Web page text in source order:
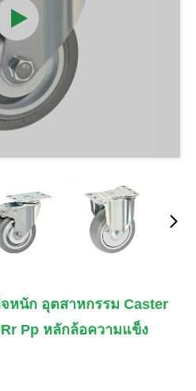
หนัก อุตสาหกรรม Caster
Pp หลักล้อความแข็ง